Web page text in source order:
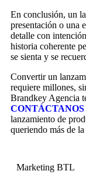
En conclusión, un
presentación o una
detalle con
historia coherente
se sienta y se
Convertir un
requiere millones,
Brandkey Agencia
CONTÁCTANOS
lanzamiento de
queriendo más de
Marketing BTL